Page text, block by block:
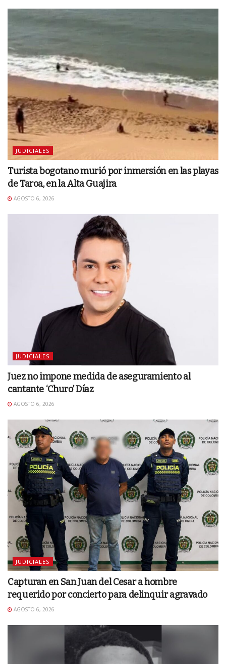
JUDICIALES
Turista bogotano murió por inmersión en las playas
de Taroa, en la Alta Guajira
AGOSTO 6, 2026
JUDICIALES
Juez no impone medida de aseguramiento al
cantante ‘Churo’ Díaz
AGOSTO 6, 2026
JUDICIALES
Capturan en San Juan del Cesar a hombre
requerido por concierto para delinquir agravado
AGOSTO 6, 2026